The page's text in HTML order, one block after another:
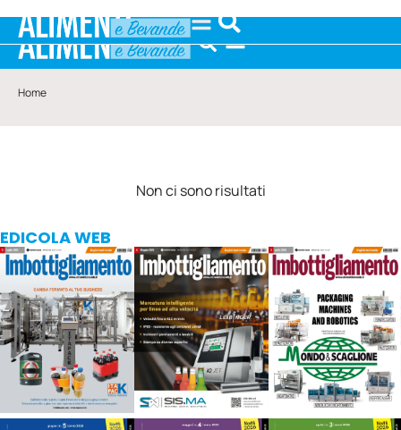
Home
Non ci sono risultati
EDICOLA WEB